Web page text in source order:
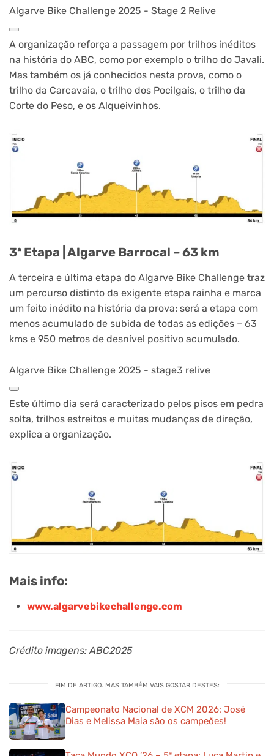
Algarve Bike Challenge 2025 - Stage 2 Relive
A organização reforça a passagem por trilhos inéditos
na história do ABC, como por exemplo o trilho do Javali.
Mas também os já conhecidos nesta prova, como o
trilho da Carcavaia, o trilho dos Pocilgais, o trilho da
Corte do Peso, e os Alqueivinhos.
3ª Etapa | Algarve Barrocal – 63 km
A terceira e última etapa do Algarve Bike Challenge traz
um percurso distinto da exigente etapa rainha e marca
um feito inédito na história da prova: será a etapa com
menos acumulado de subida de todas as edições – 63
kms e 950 metros de desnível positivo acumulado.
Algarve Bike Challenge 2025 - stage3 relive
Este último dia será caracterizado pelos pisos em pedra
solta, trilhos estreitos e muitas mudanças de direção,
explica a organização.
Mais info:
www.algarvebikechallenge.com
Crédito imagens: ABC2025
FIM DE ARTIGO. MAS TAMBÉM VAIS GOSTAR DESTES:
Campeonato Nacional de XCM 2026: José
Dias e Melissa Maia são os campeões!